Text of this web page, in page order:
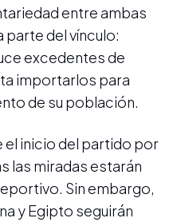
entre ambas
del vínculo:
excedentes de
importarlos para
de su población.
el inicio del partido por
las miradas estarán
Sin embargo,
y Egipto seguirán